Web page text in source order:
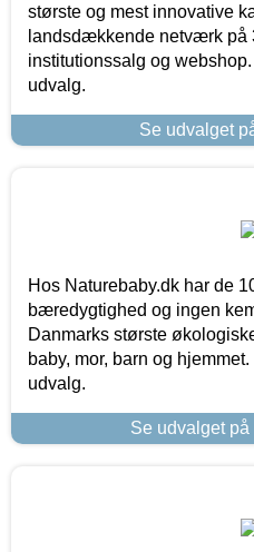
største og mest innovative
landsdækkende netværk på
institutionssalg og
udvalg.
Se udvalget
Hos Naturebaby.dk har de
bæredygtighed og ingen
Danmarks største
baby, mor, barn og
udvalg.
Se udvalget